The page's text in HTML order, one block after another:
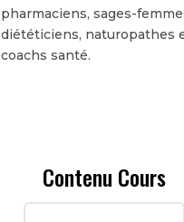
pharmaciens, sages-
diététiciens, naturopathes
coachs santé.
Contenu Cours